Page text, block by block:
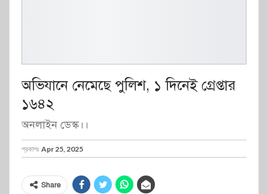
অভিযানে নেমেছে পুলিশ, ১ দিনেই গ্রেপ্তার
১৬৪২
অনলাইন ডেস্ক।।
প্রকাশঃ Apr 25, 2025
Share